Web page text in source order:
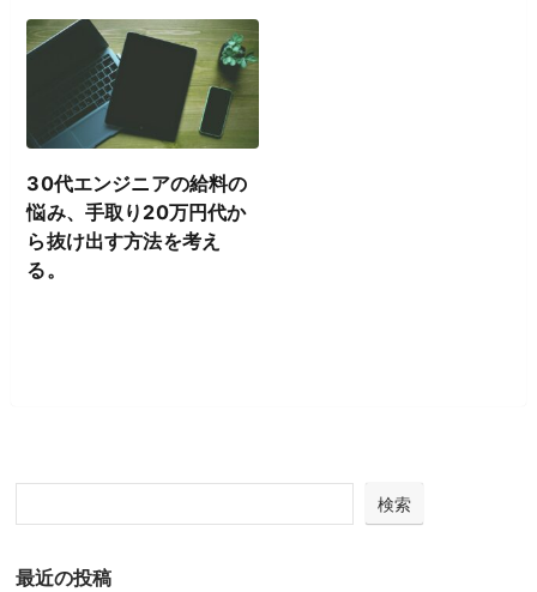
30代エンジニアの給料の
悩み、手取り20万円代か
ら抜け出す方法を考え
る。
検索
最近の投稿